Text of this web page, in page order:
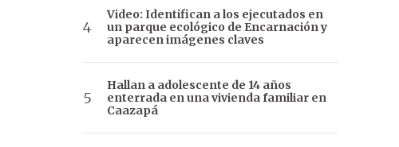
Video: Identifican a los ejecutados en
un parque ecológico de Encarnación y
aparecen imágenes claves
Hallan a adolescente de 14 años
enterrada en una vivienda familiar en
Caazapá